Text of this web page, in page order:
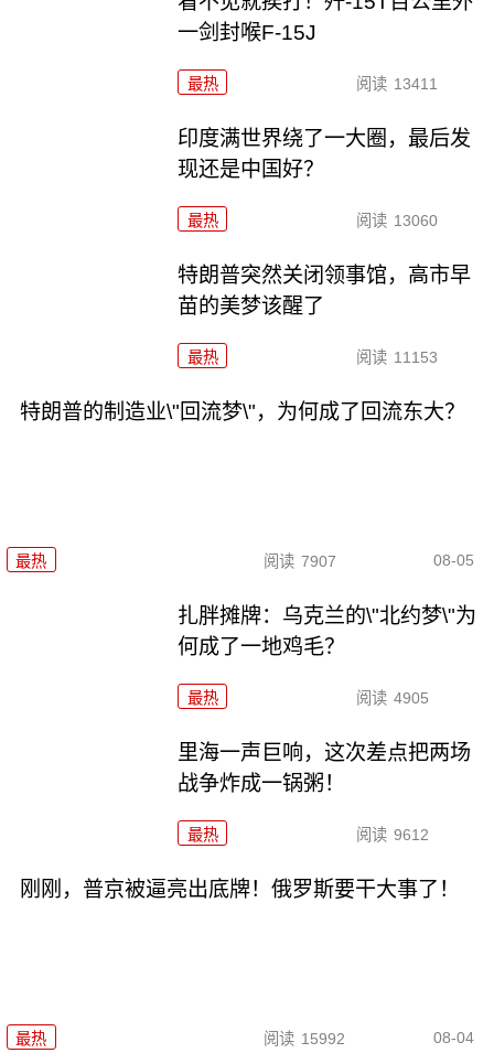
一剑封喉F-15J
最热 阅读 13411
印度满世界绕了一大圈，最后发
现还是中国好？
最热 阅读 13060
特朗普突然关闭领事馆，高市早
苗的美梦该醒了
最热 阅读 11153
特朗普的制造业\"回流梦\"，为何成了回流东大？
最热 阅读 7907 08-05
扎胖摊牌：乌克兰的\"北约梦\"为
何成了一地鸡毛？
最热 阅读 4905
里海一声巨响，这次差点把两场
战争炸成一锅粥！
最热 阅读 9612
刚刚，普京被逼亮出底牌！俄罗斯要干大事了！
最热 阅读 15992 08-04